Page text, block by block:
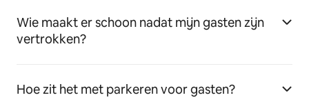
Wie maakt er schoon nadat mijn gasten zijn
vertrokken?
Hoe zit het met parkeren voor gasten?